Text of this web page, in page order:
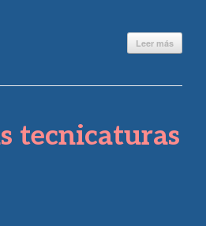
Leer más
tecnicaturas